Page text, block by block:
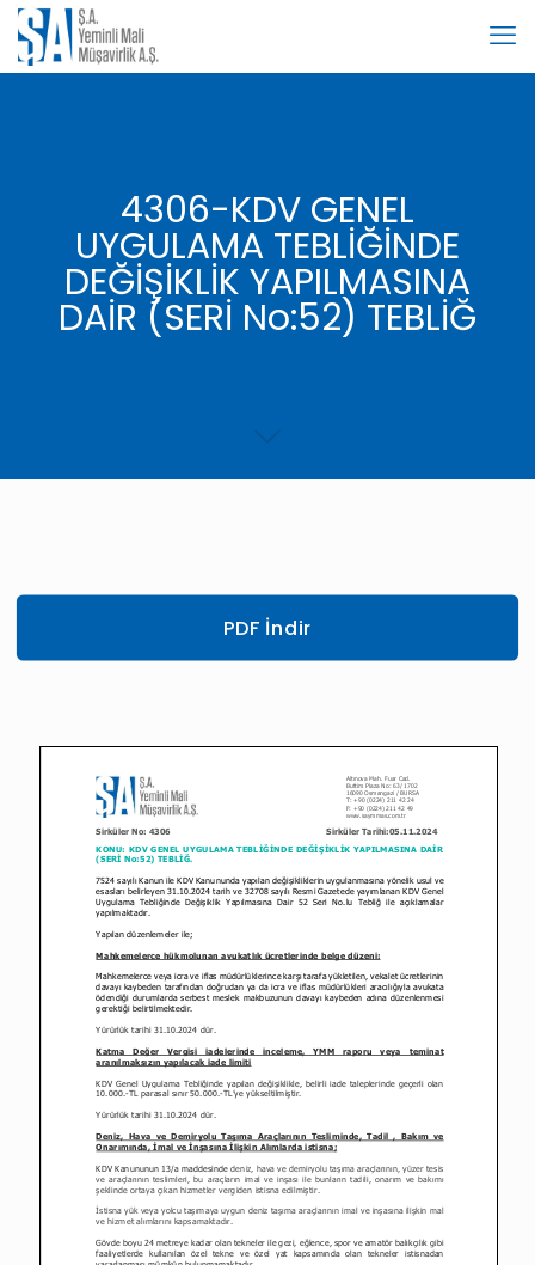
4306-KDV GENEL
UYGULAMA TEBLİĞİNDE
DEĞİŞİKLİK YAPILMASINA
DAİR (SERİ No:52) TEBLİĞ
PDF İndir